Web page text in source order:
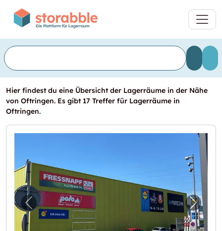
Hier findest du eine Übersicht der Lagerräume in der Nähe
von Oftringen. Es gibt 17 Treffer für Lagerräume in
Oftringen.
Vorheriges Bild für "Mein neues Lager im